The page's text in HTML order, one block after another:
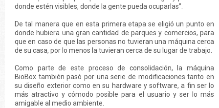
donde estén visibles, donde la gente pueda ocuparlas”.
De tal manera que en esta primera etapa se eligió un punto en
donde hubiera una gran cantidad de parques y comercios, para
que en caso de que las personas no tuvieran una máquina cerca
de su casa, por lo menos la tuvieran cerca de su lugar de trabajo.
Como parte de este proceso de consolidación, la máquina
BioBox también pasó por una serie de modificaciones tanto en
su diseño exterior como en su hardware y software, a fin ser lo
más atractivo y cómodo posible para el usuario y ser lo más
amigable al medio ambiente.